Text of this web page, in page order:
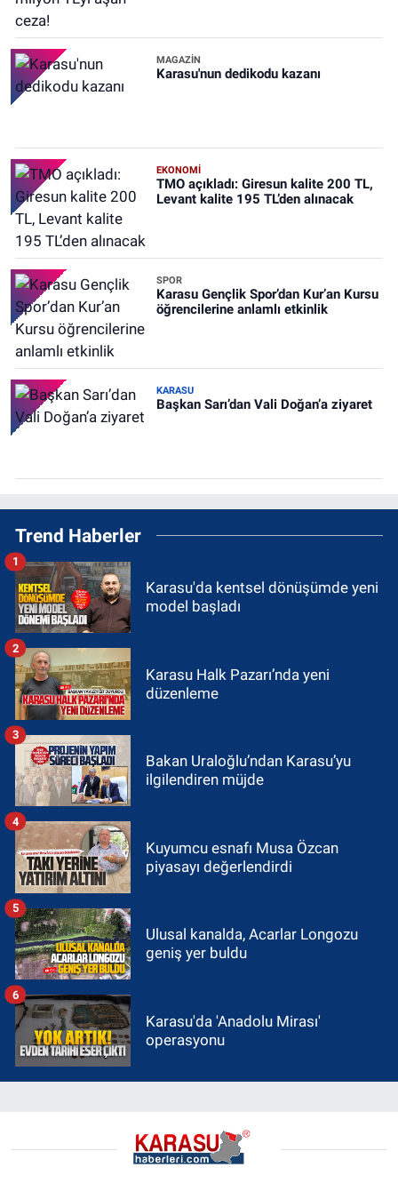
MAGAZİN
Karasu'nun dedikodu kazanı
EKONOMİ
TMO açıkladı: Giresun kalite 200 TL,
Levant kalite 195 TL’den alınacak
SPOR
Karasu Gençlik Spor’dan Kur’an Kursu
öğrencilerine anlamlı etkinlik
KARASU
Başkan Sarı’dan Vali Doğan’a ziyaret
Trend Haberler
Karasu'da kentsel dönüşümde yeni
model başladı
1
Karasu Halk Pazarı’nda yeni
düzenleme
2
Bakan Uraloğlu’ndan Karasu’yu
ilgilendiren müjde
3
Kuyumcu esnafı Musa Özcan
piyasayı değerlendirdi
4
Ulusal kanalda, Acarlar Longozu
geniş yer buldu
5
Karasu'da 'Anadolu Mirası'
operasyonu
6